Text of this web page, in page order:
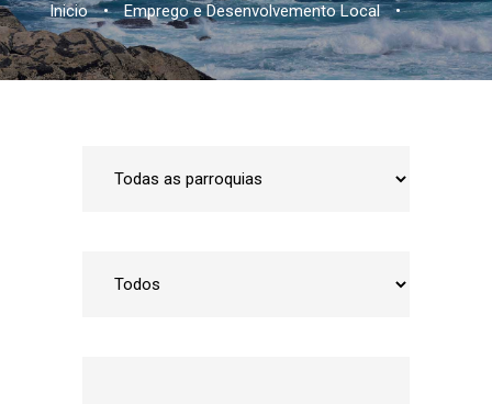
Inicio • Emprego e Desenvolvemento Local •